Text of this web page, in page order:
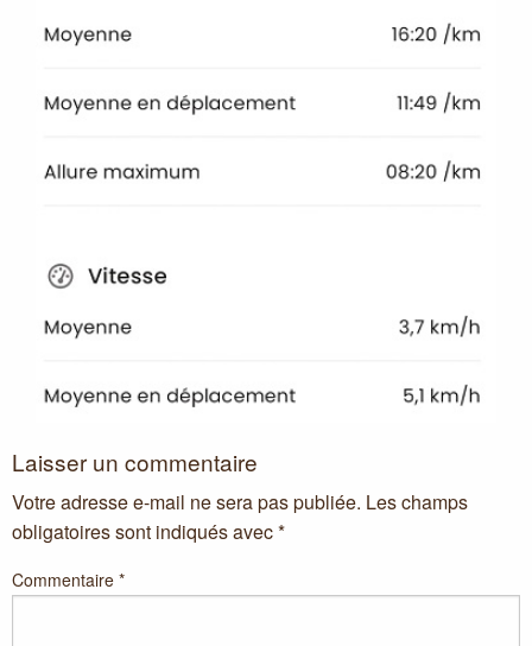
Laisser un commentaire
Votre adresse e-mail ne sera pas publiée. Les champs
obligatoires sont indiqués avec*
Commentaire *